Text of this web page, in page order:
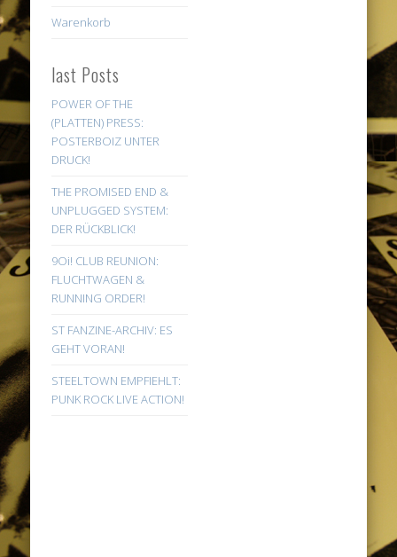
Warenkorb
last Posts
POWER OF THE
(PLATTEN) PRESS:
POSTERBOIZ UNTER
DRUCK!
THE PROMISED END &
UNPLUGGED SYSTEM:
DER RÜCKBLICK!
9Oi! CLUB REUNION:
FLUCHTWAGEN &
RUNNING ORDER!
ST FANZINE-ARCHIV: ES
GEHT VORAN!
STEELTOWN EMPFIEHLT:
PUNK ROCK LIVE ACTION!